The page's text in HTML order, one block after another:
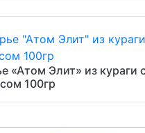
«Атом Элит» из кураги
100гр